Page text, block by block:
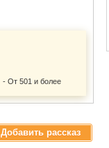
- От 501 и более
Добавить рассказ